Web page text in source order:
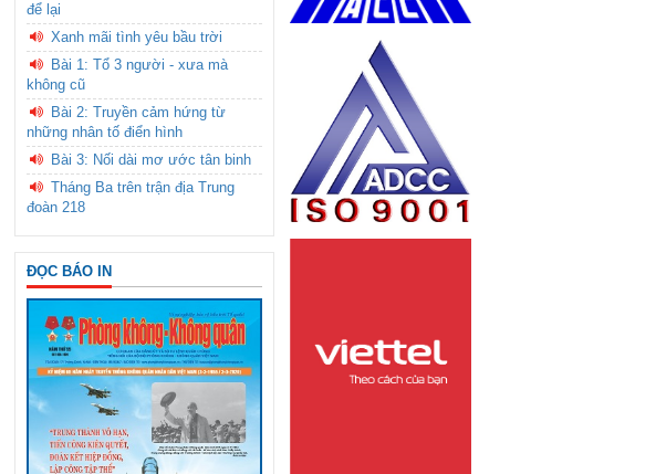
để lại
Xanh mãi tình yêu bầu trời
Bài 1: Tổ 3 người - xưa mà
không cũ
Bài 2: Truyền cảm hứng từ
những nhân tố điển hình
Bài 3: Nối dài mơ ước tân binh
Tháng Ba trên trận địa Trung
đoàn 218
ĐỌC BÁO IN